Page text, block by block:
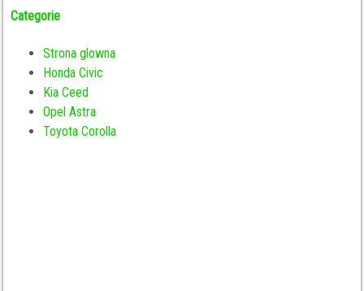
Categorie
Strona glowna
Honda Civic
Kia Ceed
Opel Astra
Toyota Corolla